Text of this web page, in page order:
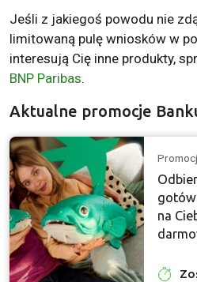
Jeśli z jakiegoś powodu nie
limitowaną pulę wniosków w
interesują Cię inne produkty,
BNP Paribas.
Aktualne promocje
na